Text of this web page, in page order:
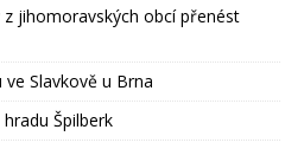
jihomoravských obcí přenést
Slavkově u Brna
Špilberk